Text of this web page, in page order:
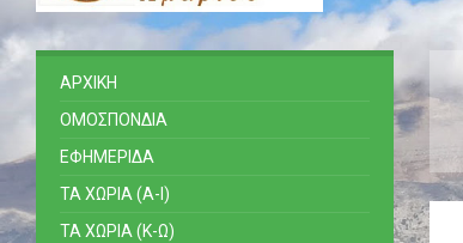
ΑΡΧΙΚΗ
ΟΜΟΣΠΟΝΔΙΑ
ΕΦΗΜΕΡΙΔΑ
ΤΑ ΧΩΡΙΑ (Α-Ι)
ΤΑ ΧΩΡΙΑ (Κ-Ω)